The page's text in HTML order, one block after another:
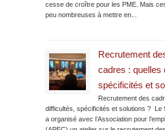
cesse de croître pour les PME. Mais
peu nombreuses à mettre en...
Recrutement
cadres : quelles
spécificités et
Recrutement des
difficultés, spécificités et solutions ? Le
a organisé avec l’Association pour